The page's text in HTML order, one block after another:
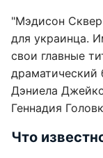
"Мэдисон
для украинца.
свои главные
драматический
Дэниела
Геннадия
Что